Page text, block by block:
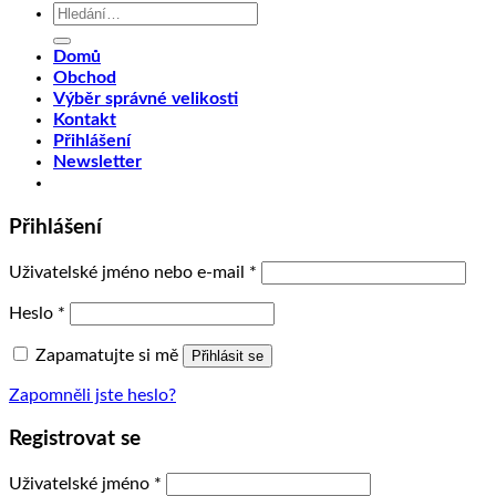
Hledat:
Domů
Obchod
Výběr správné velikosti
Kontakt
Přihlášení
Newsletter
Přihlášení
Uživatelské jméno nebo e-mail *
Heslo *
Zapamatujte si mě Přihlásit se
Zapomněli jste heslo?
Registrovat se
Uživatelské jméno *